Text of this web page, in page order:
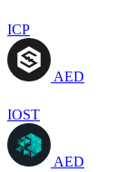
ICP
AED
IOST
AED